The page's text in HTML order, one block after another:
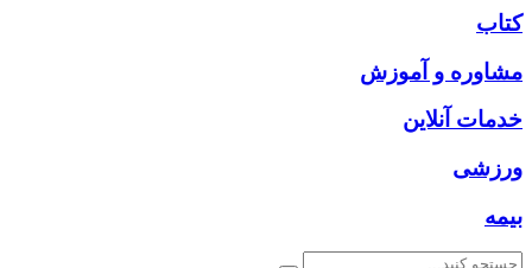
کتاب
مشاوره و آموزش
خدمات آنلاین
ورزشی
بیمه